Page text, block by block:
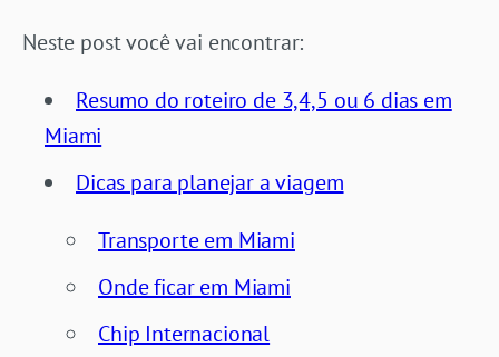
Neste post você vai encontrar:
Resumo do roteiro de 3,4,5 ou 6 dias em
Miami
Dicas para planejar a viagem
Transporte em Miami
Onde ficar em Miami
Chip Internacional